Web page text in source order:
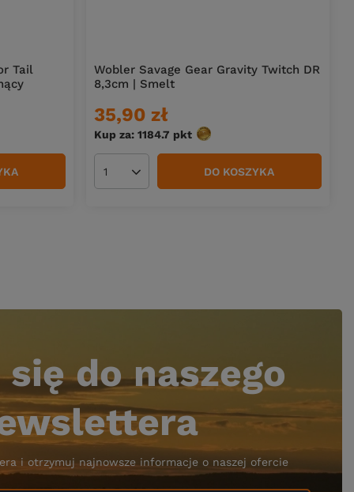
Tail
Wobler Savage Gear Gravity Twitch DR
8,3cm | Smelt
35,90 zł
Kup za: 1184.7 pktpunktów
Ilość produktów DO KOSZYKA
do naszego
i otrzymuj najnowsze informacje o naszej ofercie